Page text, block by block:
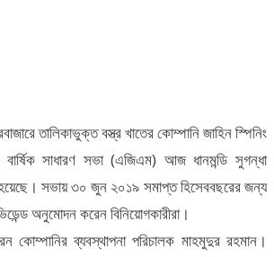
তালিকাভুক্ত বস্ত্র খাতের কোম্পানি জাহিন স্পিনিং
সাধারণ সভা (এজিএম) আজ ধানমন্ডি সুগন্ধা
সভায় ৩০ জুন ২০১৯ সমাপ্ত হিসেববছরের জন্য
অনুমোদন করেন বিনিয়োগকারীরা।
কোম্পানির ব্যবস্থাপনা পরিচালক মাহমুদুর রহমান।